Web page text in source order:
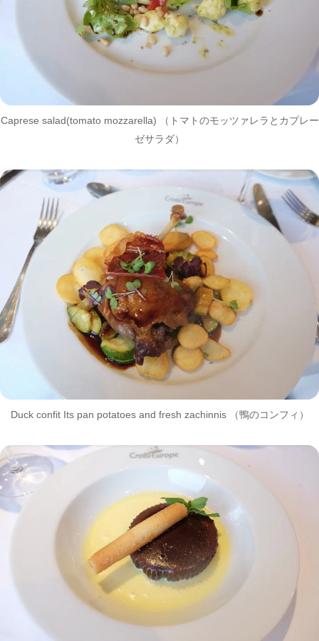
Caprese salad(tomato mozzarella) （トマトのモッツァレラとカプレー
ゼサラダ）
Duck confit Its pan potatoes and fresh zachinnis （鴨のコンフィ）